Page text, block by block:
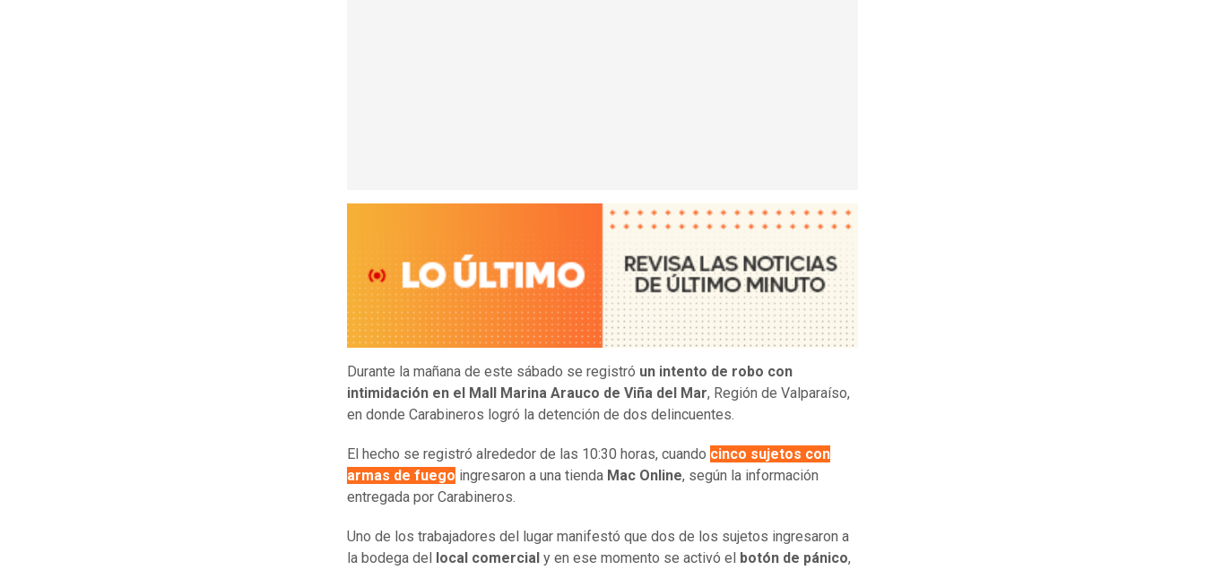
Durante la mañana de este sábado se registró un intento de robo con
intimidación en el Mall Marina Arauco de Viña del Mar, Región de Valparaíso,
en donde Carabineros logró la detención de dos delincuentes.
El hecho se registró alrededor de las 10:30 horas, cuando cinco sujetos con
armas de fuego ingresaron a una tienda Mac Online, según la información
entregada por Carabineros.
Uno de los trabajadores del lugar manifestó que dos de los sujetos ingresaron a
la bodega del
local comercial y en ese momento se activó el botón de pánico,